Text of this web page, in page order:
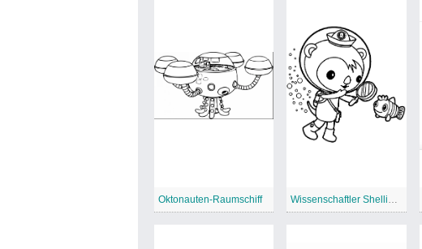
Oktonauten-Raumschiff